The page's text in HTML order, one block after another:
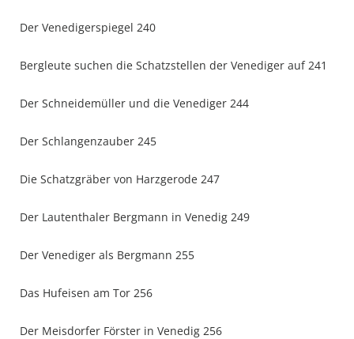
Der Venedigerspiegel 240
Bergleute suchen die Schatzstellen der Venediger auf 241
Der Schneidemüller und die Venediger 244
Der Schlangenzauber 245
Die Schatzgräber von Harzgerode 247
Der Lautenthaler Bergmann in Venedig 249
Der Venediger als Bergmann 255
Das Hufeisen am Tor 256
Der Meisdorfer Förster in Venedig 256